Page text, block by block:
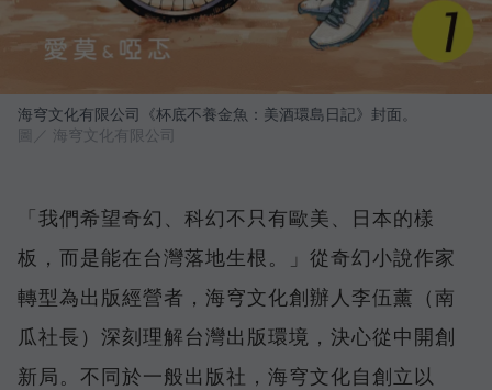
海穹文化有限公司《杯底不養金魚：美酒環島日記》封面。
圖／ 海穹文化有限公司
「我們希望奇幻、科幻不只有歐美、日本的樣
板，而是能在台灣落地生根。」從奇幻小說作家
轉型為出版經營者，海穹文化創辦人李伍薰（南
瓜社長）深刻理解台灣出版環境，決心從中開創
新局。不同於一般出版社，海穹文化自創立以